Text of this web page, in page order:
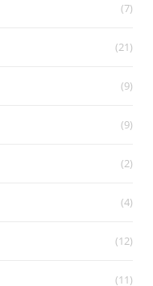
(7)
(21)
(9)
(9)
(2)
(4)
(12)
(11)